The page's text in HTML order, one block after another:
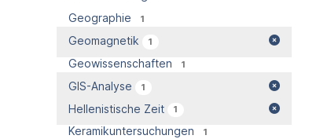
Geographie 1
Geomagnetik 1
Geowissenschaften 1
GIS-Analyse 1
Hellenistische Zeit 1
Keramikuntersuchungen 1